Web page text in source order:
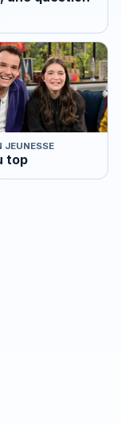
JEUNESSE
top